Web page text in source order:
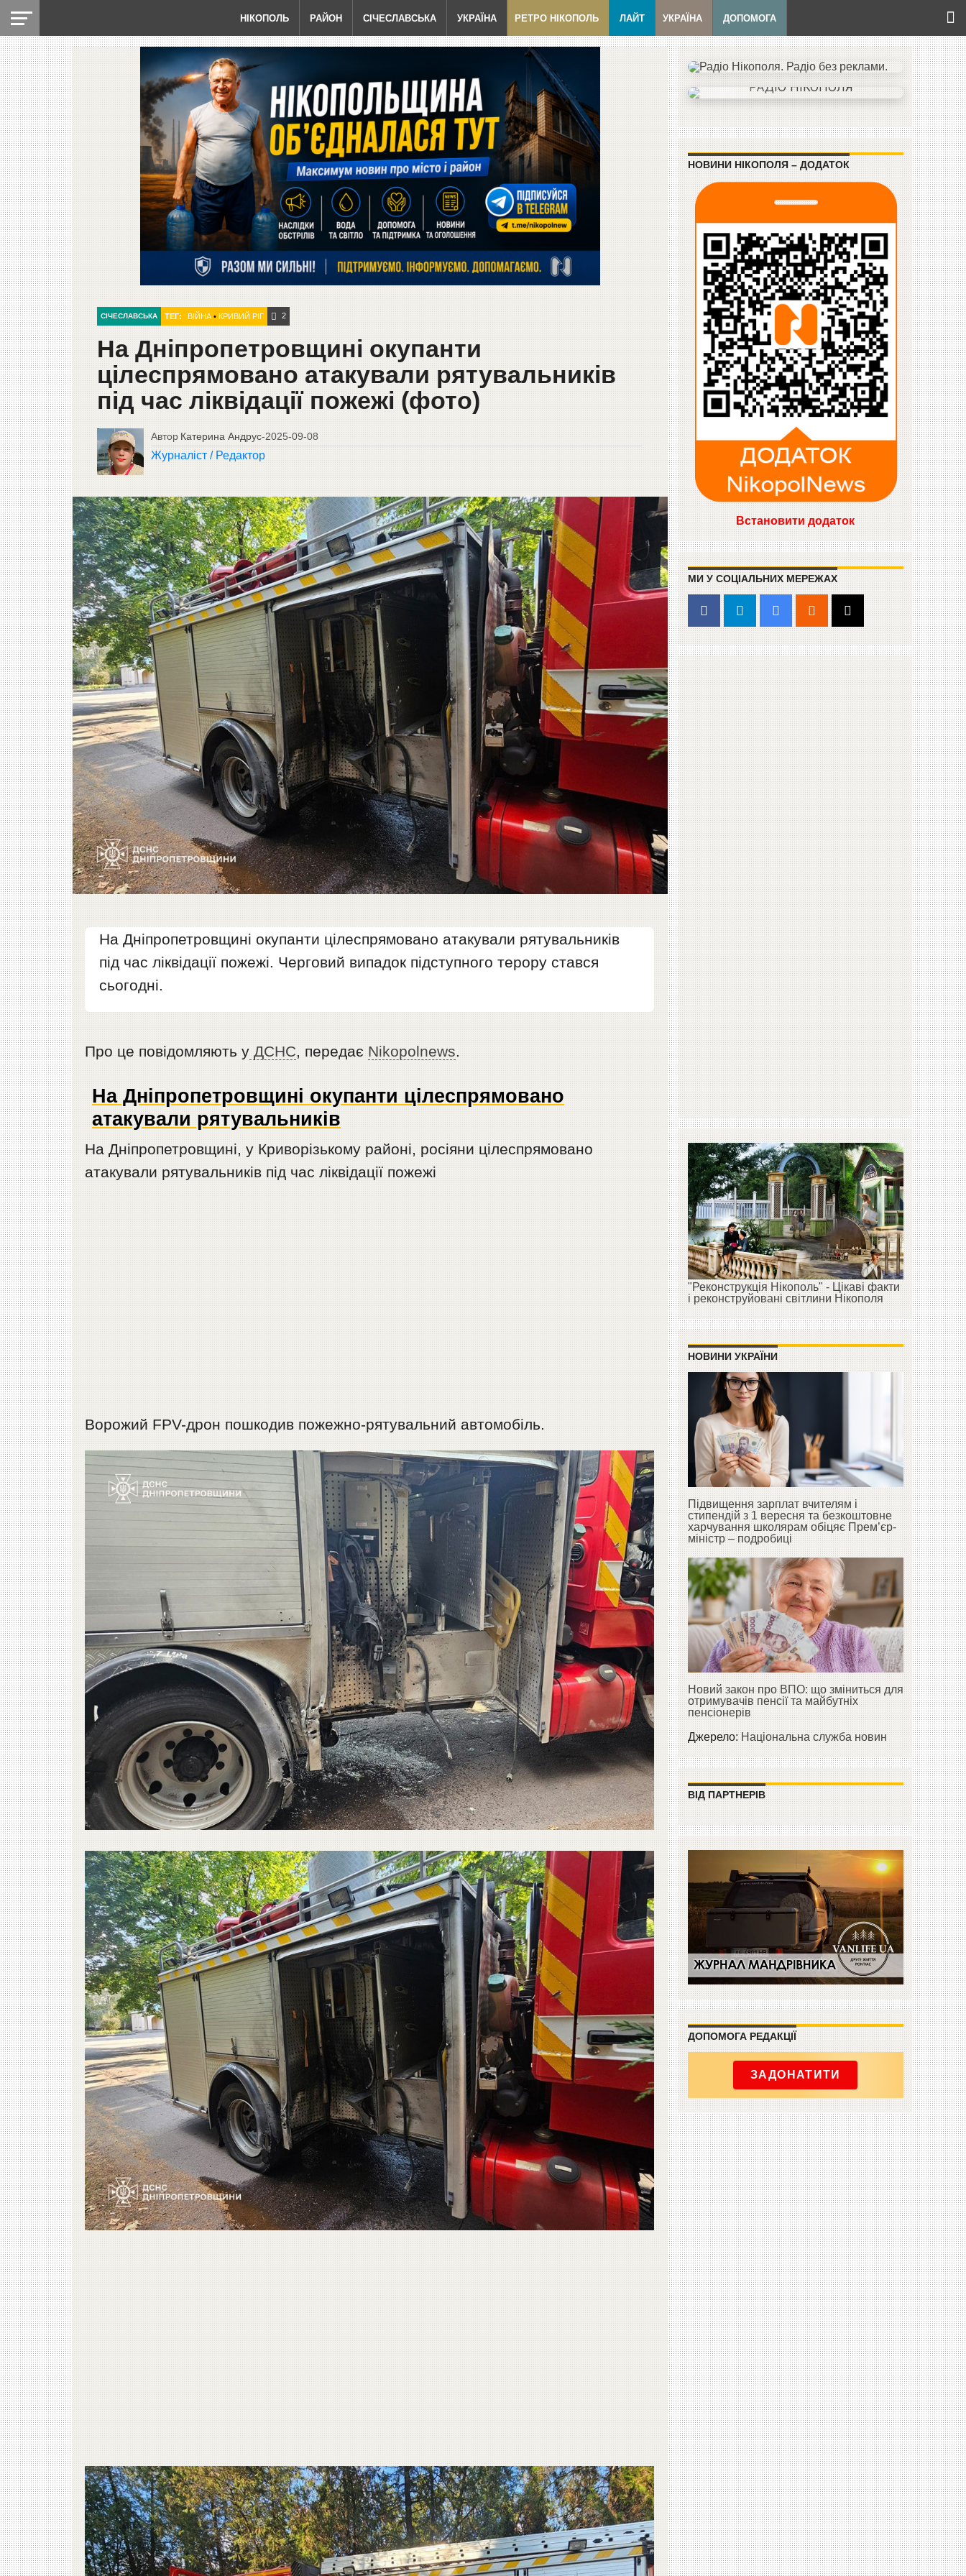
НІКОПОЛЬ РАЙОН СІЧЕСЛАВСЬКА УКРАЇНА РЕТРО НІКОПОЛЬ ЛАЙТ УКРАЇНА ДОПОМОГА
СІЧЕСЛАВСЬКА ТЕГ: ВІЙНА• КРИВИЙ РІГ 2
На Дніпропетровщині окупанти
цілеспрямовано атакували рятувальників
під час ліквідації пожежі (фото)
Автор Катерина Андрус-2025-09-08
Журналіст / Редактор
На Дніпропетровщині окупанти цілеспрямовано атакували рятувальників
під час ліквідації пожежі. Черговий випадок підступного терору стався
сьогодні.
Про це повідомляють у ДСНС, передає Nikоpolnews.
На Дніпропетровщині окупанти цілеспрямовано
атакували рятувальників
На Дніпропетровщині, у Криворізькому районі, росіяни цілеспрямовано
атакували рятувальників під час ліквідації пожежі
Ворожий FPV-дрон пошкодив пожежно-рятувальний автомобіль.
НОВИНИ НІКОПОЛЯ – ДОДАТОК
Встановити додаток
МИ У СОЦІАЛЬНИХ МЕРЕЖАХ
"Реконструкція Нікополь" - Цікаві факти
і реконструйовані світлини Нікополя
НОВИНИ УКРАЇНИ
Підвищення зарплат вчителям і
стипендій з 1 вересня та безкоштовне
харчування школярам обіцяє Прем’єр-
міністр – подробиці
Новий закон про ВПО: що зміниться для
отримувачів пенсії та майбутніх
пенсіонерів
Джерело:Національна служба новин
ВІД ПАРТНЕРІВ
ДОПОМОГА РЕДАКЦІЇ
ЗАДОНАТИТИ